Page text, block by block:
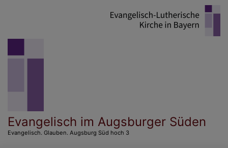
Evangelisch im Augsburger Süden
Evangelisch. Glauben. Augsburg Süd hoch 3